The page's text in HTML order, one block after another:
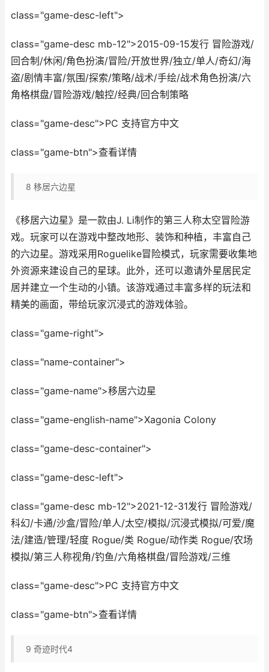
class="game-desc-left">
class="game-desc mb-12">2015-09-15发行 冒险游戏/
回合制/休闲/角色扮演/冒险/开放世界/独立/单人/奇幻/海
盗/剧情丰富/氛围/探索/策略/战术/手绘/战术角色扮演/六
角格棋盘/冒险游戏/触控/经典/回合制策略
class="game-desc">PC 支持官方中文
class="game-btn">查看详情
8 移居六边星
《移居六边星》是一款由J. Li制作的第三人称太空冒险游
戏。玩家可以在游戏中整改地形、装饰和种植，丰富自己
的六边星。游戏采用Roguelike冒险模式，玩家需要收集地
外资源来建设自己的星球。此外，还可以邀请外星居民定
居并建立一个生动的小镇。该游戏通过丰富多样的玩法和
精美的画面，带给玩家沉浸式的游戏体验。
class="game-right">
class="name-container">
class="game-name">移居六边星
class="game-english-name">Xagonia Colony
class="game-desc-container">
class="game-desc-left">
class="game-desc mb-12">2021-12-31发行 冒险游戏/
科幻/卡通/沙盒/冒险/单人/太空/模拟/沉浸式模拟/可爱/魔
法/建造/管理/轻度 Rogue/类 Rogue/动作类 Rogue/农场
模拟/第三人称视角/钓鱼/六角格棋盘/冒险游戏/三维
class="game-desc">PC 支持官方中文
class="game-btn">查看详情
9 奇迹时代4